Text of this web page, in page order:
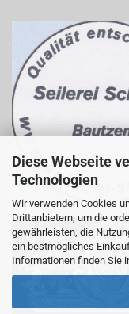
Diese Webseite
Technologien
Wir verwenden Cookies
Drittanbietern, um die
gewährleisten, die
ein bestmögliches
Informationen finden Sie